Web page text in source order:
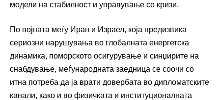
модели на стабилност и управување со кризи.
По војната меѓу Иран и Израел, која предизвика
сериозни нарушувања во глобалната енергетска
динамика, поморското осигурување и синџирите на
снабдување, меѓународната заедница се соочи со
итна потреба да ја врати довербата во дипломатските
канали, како и во физичката и институционалната